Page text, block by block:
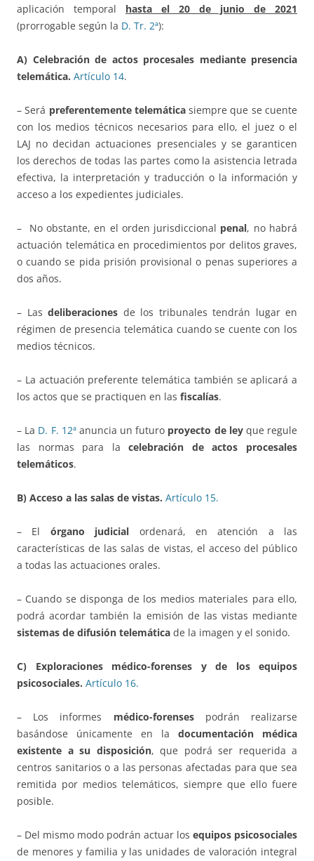
aplicación temporal hasta el 20 de junio de 2021
(prorrogable según la D. Tr. 2ª):
A) Celebración de actos procesales mediante presencia
telemática. Artículo 14.
– Será preferentemente telemáticasiempre que se cuente
con los medios técnicos necesarios para ello, el juez o el
LAJ no decidan actuaciones presenciales y se garanticen
los derechos de todas las partes como la asistencia letrada
efectiva, la interpretación y traducción o la información y
acceso a los expedientes judiciales.
– No obstante, en el orden jurisdiccional penal, no habrá
actuación telemática en procedimientos por delitos graves,
o cuando se pida prisión provisional o penas superiores a
dos años.
– Las deliberaciones de los tribunales tendrán lugar en
régimen de presencia telemática cuando se cuente con los
medios técnicos.
– La actuación preferente telemática también se aplicará a
los actos que se practiquen en las fiscalías.
– La D. F. 12ªanuncia un futuro proyecto de leyque regule
las normas para lacelebración de actos procesales
telemáticos.
B) Acceso a las salas de vistas. Artículo 15.
– El órgano judicial ordenará, en atención a las
características de las salas de vistas, el acceso del público
a todas las actuaciones orales.
– Cuando se disponga de los medios materiales para ello,
podrá acordar también la emisión de las vistas mediante
sistemas de difusión telemática de la imagen y el sonido.
C) Exploraciones médico-forenses y de los equipos
psicosociales. Artículo 16.
– Los informes médico-forensespodrán realizarse
basándose únicamente en la documentación médica
existente a su disposición, que podrá ser requerida a
centros sanitarios o a las personas afectadas para que sea
remitida por medios telemáticos, siempre que ello fuere
posible.
– Del mismo modo podrán actuar los equipos psicosociales
de menores y familia y las unidades de valoración integral